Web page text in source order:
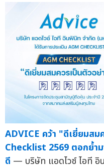
ADVICE คว้า "ดีเยี่ยมสม
Checklist 2569 ตอกย้ำ
ดี — บริษัท แอดไวซ์ ไอที